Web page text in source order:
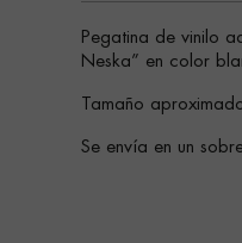
Pegatina de vinilo
Neska” en color
Tamaño
Se envía en un